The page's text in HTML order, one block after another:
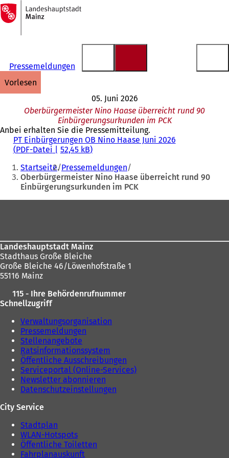
Inhalt anspringen
Zur
Startseite
Pressemeldungen
vorlesen
05. Juni 2026
Oberbürgermeister Nino Haase überreicht rund 90
Einbürgerungsurkunden im PCK
Anbei erhalten Sie die Pressemitteilung.
PT Einbürgerungen OB Nino Haase Juni 2026
PDF-Datei 52,45 kB
Sie
befinden
sich
hier:
Startseite Pressemeldungen
Oberbürgermeister Nino Haase überreicht rund 90
Einbürgerungsurkunden im PCK
Landeshauptstadt Mainz
Stadthaus Große Bleiche
Große Bleiche 46/Löwenhofstraße 1
55116 Mainz
115 - Ihre Behördenrufnummer
Schnellzugriff
Verwaltungsorganisation
Pressemeldungen
Stellenangebote
Ratsinformationssystem
Öffentliche Ausschreibungen
Serviceportal (Online-Services)
Newsletter abonnieren
Datenschutzeinstellungen
City Service
Stadtplan
WLAN-Hotspots
Öffentliche Toiletten
Fahrplanauskunft